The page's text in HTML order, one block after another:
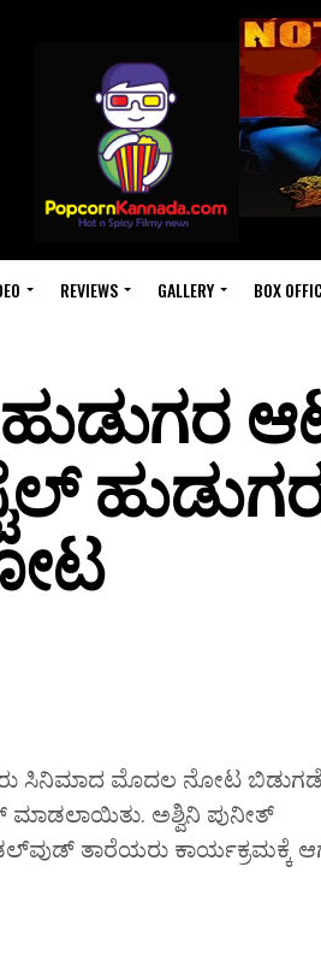
REVIEWS GALLERY BOX
ಸಿನಿಮಾದ ಮೊದಲ ನೋಟ
ಮಾಡಲಾಯಿತು. ಅಶ್ವಿನಿ ಪುನೀತ್
ತಾರೆಯರು ಕಾರ್ಯಕ್ರಮಕ್ಕೆ